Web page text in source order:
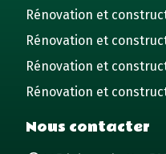
Rénovation et
Rénovation et
Rénovation et
Rénovation et
Nous contacter